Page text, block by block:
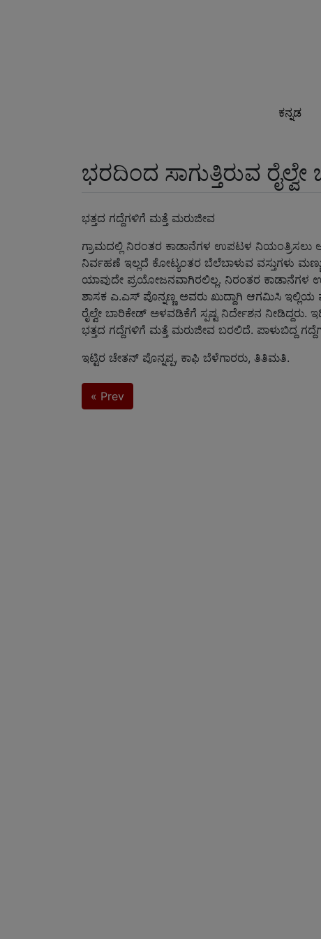
ಕನ್ನಡ
ಭರದಿಂದ ಸಾಗುತ್ತಿರುವ
ಭತ್ತದ ಗದ್ದೆಗಳಿಗೆ ಮತ್ತೆ ಮರುಜೀವ
ಗ್ರಾಮದಲ್ಲಿ ನಿರಂತರ ಕಾಡಾನೆಗಳ ಉಪಟಳ ನಿಯಂತ್ರಿಸಲು
ನಿರ್ವಹಣೆ ಇಲ್ಲದೆ ಕೋಟ್ಯಂತರ ಬೆಲೆಬಾಳುವ ವಸ್ತುಗಳು
ಯಾವುದೇ ಪ್ರಯೋಜನವಾಗಿರಲಿಲ್ಲ. ನಿರಂತರ ಕಾಡಾನೆಗಳ
ಶಾಸಕ ಎ.ಎಸ್ ಪೊನ್ನಣ್ಣ ಅವರು ಖುದ್ದಾಗಿ ಆಗಮಿಸಿ ಇಲ್ಲಿಯ
ರೈಲ್ವೇ ಬಾರಿಕೇಡ್ ಅಳವಡಿಕೆಗೆ ಸ್ಪಷ್ಟ ನಿರ್ದೇಶನ
ಭತ್ತದ ಗದ್ದೆಗಳಿಗೆ ಮತ್ತೆ ಮರುಜೀವ ಬರಲಿದೆ. ಪಾಳುಬಿದ್ದ
ಇಟ್ಟಿರ ಚೇತನ್ ಪೊನ್ನಪ್ಪ, ಕಾಫಿ ಬೆಳೆಗಾರರು, ತಿತಿಮತಿ.
« Prev